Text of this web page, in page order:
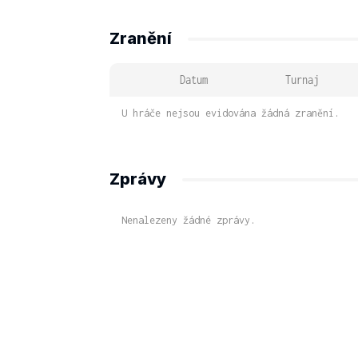
Zranění
Datum Turnaj
U hráče nejsou evidována žádná zranění.
Zprávy
Nenalezeny žádné zprávy.